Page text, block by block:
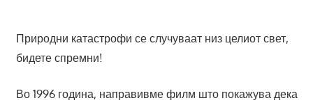
Природни катастрофи се случуваат низ целиот свет,
бидете спремни!
Во 1996 година, направивме филм што покажува дека